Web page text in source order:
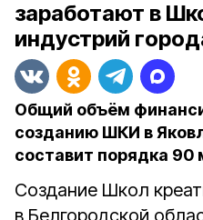
заработают в
индустрий
Общий объём
созданию ШКИ в
составит порядка 90
Создание Школ
в Белгородской